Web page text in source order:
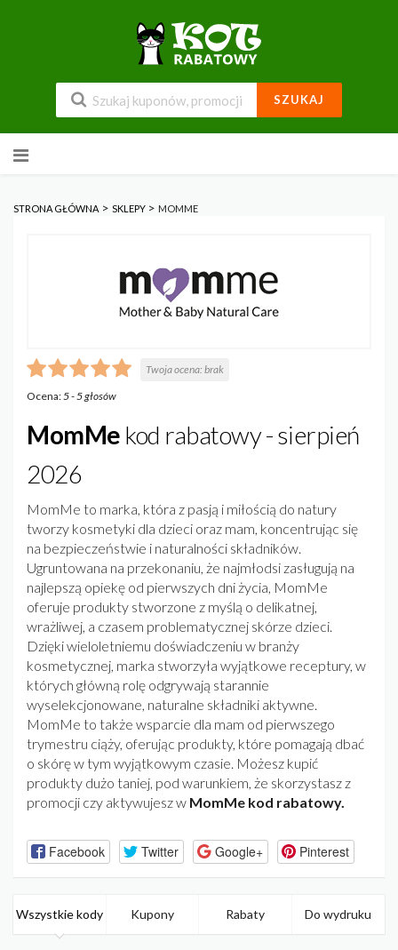
SZUKAJ
do
STRONA GŁÓWNA > SKLEPY > MOMME
Twoja ocena:brak
Ocena:5-5głosów
MomMe kod rabatowy - sierpień
2026
MomMe to marka, która z pasją i miłością do natury
tworzy kosmetyki dla dzieci oraz mam, koncentrując się
na bezpieczeństwie i naturalności składników.
Ugruntowana na przekonaniu, że najmłodsi zasługują na
najlepszą opiekę od pierwszych dni życia, MomMe
oferuje produkty stworzone z myślą o delikatnej,
wrażliwej, a czasem problematycznej skórze dzieci.
Dzięki wieloletniemu doświadczeniu w branży
kosmetycznej, marka stworzyła wyjątkowe receptury, w
których główną rolę odgrywają starannie
wyselekcjonowane, naturalne składniki aktywne.
MomMe to także wsparcie dla mam od pierwszego
trymestru ciąży, oferując produkty, które pomagają dbać
o skórę w tym wyjątkowym czasie. Możesz kupić
produkty dużo taniej, pod warunkiem, że skorzystasz z
promocji czy aktywujesz w MomMe kod rabatowy.
Facebook Twitter Google+ Pinterest
Wszystkie kody Kupony Rabaty Do wydruku